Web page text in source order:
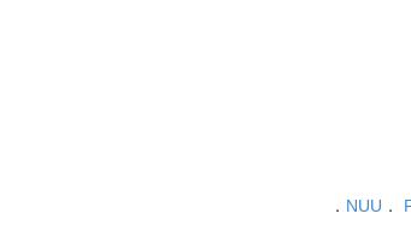
． NUU ．